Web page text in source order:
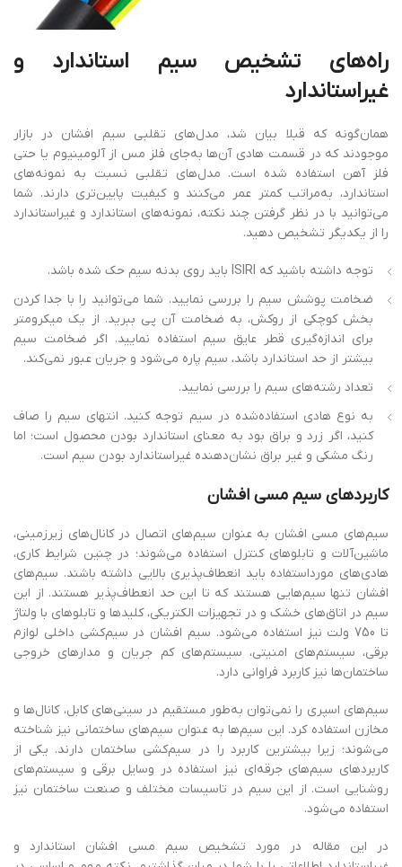
راه‌های تشخیص سیم استاندارد
و
غیراستاندارد
همان‌گونه که قبلا بیان شد، مدل‌های تقلبی سیم افشان در بازار
موجودند که در قسمت هادی آن‌ها به‌جای فلز مس از آلومینیوم یا حتی
فلز آهن استفاده شده است. مدل‌های تقلبی نسبت به نمونه‌های
استاندارد، به‌مراتب کمتر عمر می‌کنند و کیفیت پایین‌تری دارند. شما
می‌توانید با در نظر گرفتن چند نکته، نمونه‌های استاندارد و غیراستاندارد
را از یکدیگر تشخیص دهید.
توجه داشته باشید که ISIRI باید روی بدنه سیم حک شده باشد.
ضخامت پوشش سیم را بررسی نمایید. شما می‌توانید را با جدا کردن
بخش کوچکی از روکش، به ضخامت آن پی ببرید. از یک میکرومتر
برای اندازه‌گیری قطر عایق سیم استفاده نمایید. اگر ضخامت سیم
بیشتر از حد استاندارد باشد، سیم پاره می‌شود و جریان عبور نمی‌کند.
تعداد رشته‌های سیم را بررسی نمایید.
به نوع هادی استفاده‌شده در سیم توجه کنید. انتهای سیم را صاف
کنید، اگر زرد و براق بود به معنای استاندارد بودن محصول است؛ اما
رنگ مشکی و غیر براق نشان‌دهنده غیراستاندارد بودن سیم است.
کاربردهای سیم مسی افشان
سیم‌های مسی افشان به عنوان سیم‌های اتصال در کانال‌های زیرزمینی،
ماشین‌آلات و تابلوهای کنترل استفاده می‌شوند؛ در چنین شرایط کاری،
هادی‌های مورداستفاده باید انعطاف‌پذیری بالایی داشته باشند. سیم‌های
افشان تنها سیم‌هایی هستند که تا این حد انعطاف‌پذیر هستند. از این
سیم در اتاق‌های خشک و در تجهیزات الکتریکی، کلیدها و تابلوهای با ولتاژ
تا 750 ولت نیز استفاده می‌شود. سیم افشان در سیم‌کشی داخلی لوازم
برقی، سیستم‌های امنیتی، سیستم‌های کم جریان و مدارهای خروجی
ساختمان‌ها نیز کاربرد فراوانی دارد.
سیم‌های اسپری را نمی‌توان به‌طور مستقیم در سینی‌های کابل، کانال‌ها و
مخازن استفاده کرد. این سیم‌ها به عنوان سیم‌های ساختمانی نیز شناخته
می‌شوند؛ زیرا بیشترین کاربرد را در سیم‌کشی ساختمان دارند. یکی از
کاربردهای سیم‌های جرقه‌ای نیز استفاده در وسایل برقی و سیستم‌های
روشنایی است. از این سیم در تاسیسات مختلف و صنعت ساختمان نیز
استفاده می‌شود.
در این مقاله در مورد تشخیص سیم مسی افشان استاندارد و